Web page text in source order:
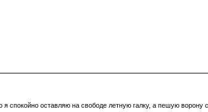
спокойно оставляю на свободе летную галку, а пешую ворону